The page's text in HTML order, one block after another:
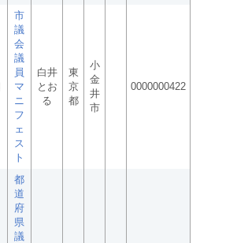
市
議
会
議
員
マ
ニ
フ
ェ
ス
ト
白井
とお
る
東
京
都
小
金
井
市
0000000422
都
道
府
県
議